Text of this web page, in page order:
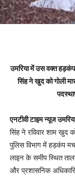
उमरिया में उस वक्त
सिंह ने खुद को गोली
एनटीवी टाइम न्यूज
सिंह ने रविवार शाम खुद
पुलिस विभाग में हड़कंप
लाइन के समीप स्थित
और प्रशासनिक